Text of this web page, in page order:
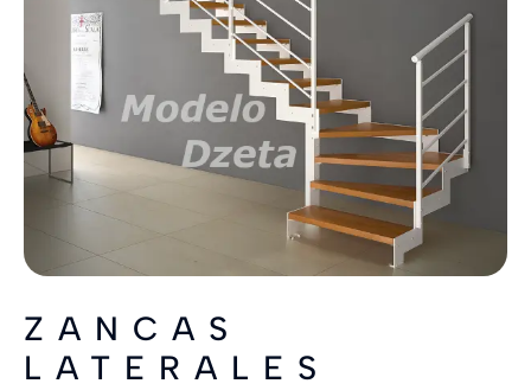
ZANCAS
LATERALES